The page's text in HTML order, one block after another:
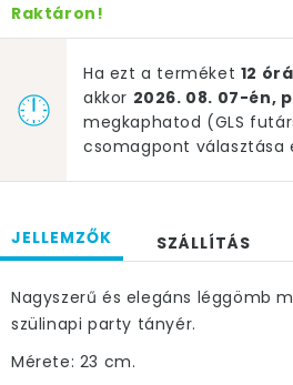
Raktáron!
Ha ezt a terméket 12
akkor 2026. 08. 07-én,
megkaphatod (GLS
csomagpont választása
JELLEMZŐK SZÁLLÍTÁS
Nagyszerű és elegáns léggömb
szülinapi party tányér.
Mérete: 23 cm.